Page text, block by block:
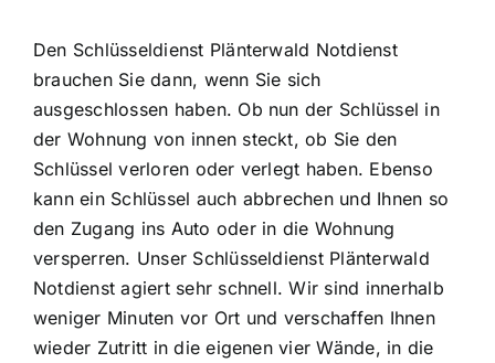
Den Schlüsseldienst Plänterwald Notdienst
brauchen Sie dann, wenn Sie sich
ausgeschlossen haben. Ob nun der Schlüssel in
der Wohnung von innen steckt, ob Sie den
Schlüssel verloren oder verlegt haben. Ebenso
kann ein Schlüssel auch abbrechen und Ihnen so
den Zugang ins Auto oder in die Wohnung
versperren. Unser Schlüsseldienst Plänterwald
Notdienst agiert sehr schnell. Wir sind innerhalb
weniger Minuten vor Ort und verschaffen Ihnen
wieder Zutritt in die eigenen vier Wände, in die